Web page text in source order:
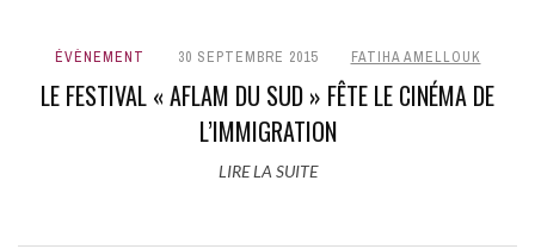
ÉVÈNEMENT 30 SEPTEMBRE 2015 FATIHA AMELLOUK
LE FESTIVAL « AFLAM DU SUD » FÊTE LE CINÉMA DE
L’IMMIGRATION
LIRE LA SUITE